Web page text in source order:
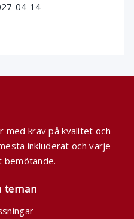
04-14
med krav på kvalitet och
inkluderat och varje
bemötande.
teman